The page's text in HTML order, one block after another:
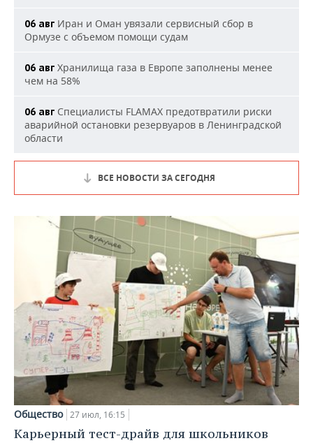
06 авг Иран и Оман увязали сервисный сбор в
Ормузе с объемом помощи судам
06 авг Хранилища газа в Европе заполнены менее
чем на 58%
06 авг Специалисты FLAMAX предотвратили риски
аварийной остановки резервуаров в Ленинградской
области
ВСЕ НОВОСТИ ЗА СЕГОДНЯ
Общество 27 июл, 16:15
Карьерный тест-драйв для школьников